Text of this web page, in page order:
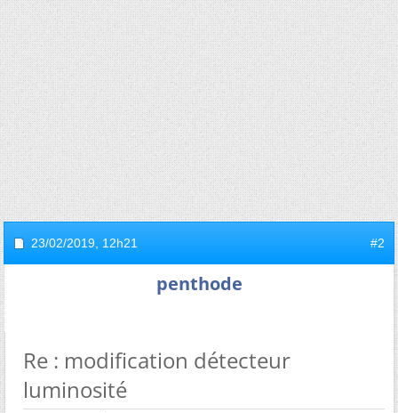
23/02/2019, 12h21 #2
penthode
Re : modification détecteur
luminosité